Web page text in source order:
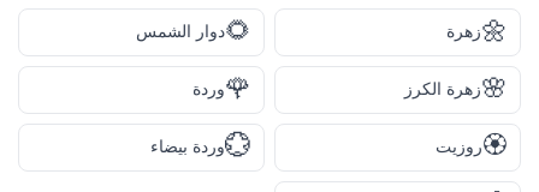
🌼زهرة 🌻دوار الشمس
🌸زهرة الكرز 🌹وردة
🏵️روزيت 💮وردة بيضاء